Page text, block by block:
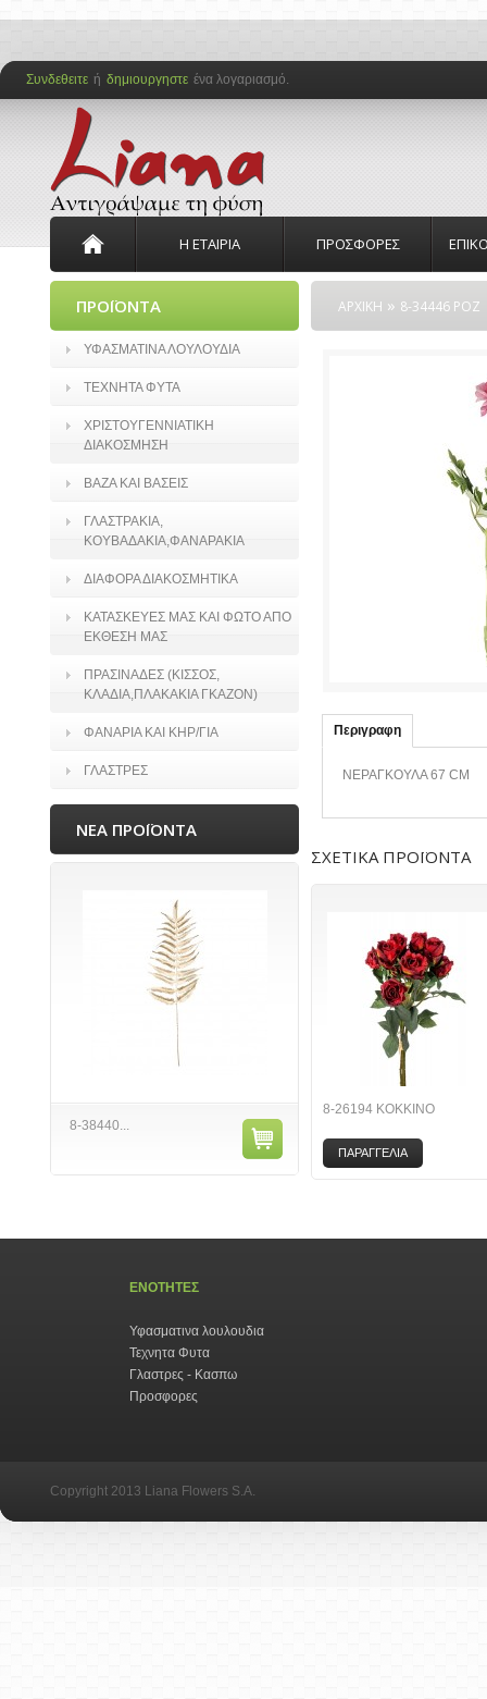
Συνδεθειτε ή δημιουργηστε ένα λογαριασμό.
Η ΕΤΑΙΡΙΑ ΠΡΟΣΦΟΡΕΣ
ΠΡΟΪΟΝΤΑ
ΥΦΑΣΜΑΤΙΝΑ ΛΟΥΛΟΥΔΙΑ
ΤΕΧΝΗΤΑ ΦΥΤΑ
ΧΡΙΣΤΟΥΓΕΝΝΙΑΤΙΚΗ
ΔΙΑΚΟΣΜΗΣΗ
ΒΑΖΑ ΚΑΙ ΒΑΣΕΙΣ
ΓΛΑΣΤΡΑΚΙΑ,
ΚΟΥΒΑΔΑΚΙΑ,ΦΑΝΑΡΑΚΙΑ
ΔΙΑΦΟΡΑ ΔΙΑΚΟΣΜΗΤΙΚΑ
ΚΑΤΑΣΚΕΥΕΣ ΜΑΣ ΚΑΙ ΦΩΤΟ ΑΠΟ
ΕΚΘΕΣΗ ΜΑΣ
ΠΡΑΣΙΝΑΔΕΣ (ΚΙΣΣΟΣ,
ΚΛΑΔΙΑ,ΠΛΑΚΑΚΙΑ ΓΚΑΖΟΝ)
ΦΑΝΑΡΙΑ ΚΑΙ ΚΗΡ/ΓΙΑ
ΓΛΑΣΤΡΕΣ
ΝΕΑ ΠΡΟΪΟΝΤΑ
8-38440...
ΑΡΧΙΚΗ » 8-34446 ΡΟΖ
Περιγραφη
ΝΕΡΑΓΚΟΥΛΑ 67 CM
ΣΧΕΤΙΚΑ ΠΡΟΪΟΝΤΑ
8-26194 ΚΟΚΚΙΝΟ
ΠΑΡΑΓΓΕΛΙΑ
ΕΝΟΤΗΤΕΣ
Υφασματινα λουλουδια
Τεχνητα Φυτα
Γλαστρες - Κασπω
Προσφορες
Copyright 2013 Liana Flowers S.A.